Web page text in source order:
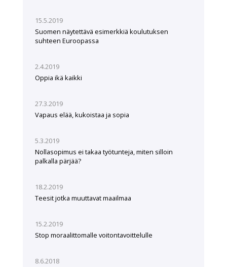
15.5.2019
Suomen näytettävä esimerkkiä koulutuksen
suhteen Euroopassa
2.4.2019
Oppia ikä kaikki
27.3.2019
Vapaus elää, kukoistaa ja sopia
5.3.2019
Nollasopimus ei takaa työtunteja, miten silloin
palkalla pärjää?
18.2.2019
Teesit jotka muuttavat maailmaa
15.2.2019
Stop moraalittomalle voitontavoittelulle
8.6.2018